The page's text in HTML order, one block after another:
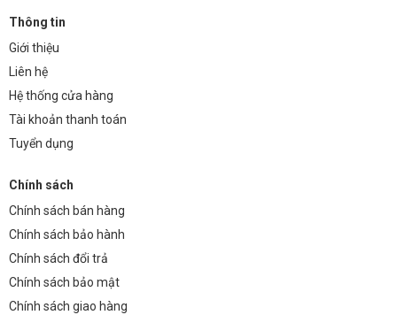
Thông tin
Giới thiệu
Liên hệ
Hệ thống cửa hàng
Tài khoản thanh toán
Tuyển dụng
Chính sách
Chính sách bán hàng
Chính sách bảo hành
Chính sách đổi trả
Chính sách bảo mật
Chính sách giao hàng